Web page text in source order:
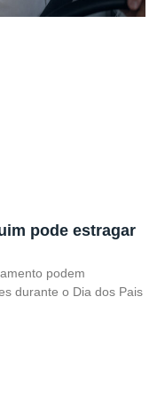
pode estragar
podem
durante o Dia dos Pais